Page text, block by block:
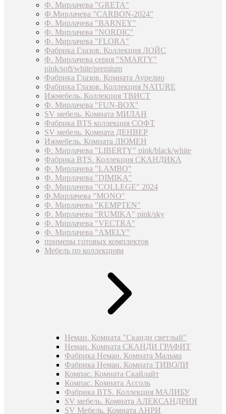
Ф. Мирлачева "GRETA"
Ф.Мирлачева "CARBON-2024"
Ф. Мирлачева "BARNEY"
Ф. Мирлачева "NORDIC"
Ф. Мирлачева "FLORA"
Фабрика Глазов. Коллекция ЛОЙС
Ф. Мирлачева серия "SMARTY"
pink/soft/white/premium
Фабрика Глазов. Комната Аурелио
Фабрика Глазов. Коллекция NATURE
Ижмебель. Коллекция ТВИСТ
Ф. Мирлачева "FUN-BOX"
SV мебель. Комната МИЛАН
Фабрика BTS коллекция СОФТ
SV мебель. Комната ДЕНВЕР
Ижмебель. Комната ЛЮМЕН
Ф. Мирлачева "LIBERTY" pink/black/white
Фабрика BTS. Коллекция СКАНДИКА
Ф. Мирлачева "LAMBO"
Ф. Мирлачева "DIMIKA"
Ф. Мирлачева "COLLEGE" 2024
Ф.Мирлачева "MONO"
Ф. Мирлачева "KEMPTEN"
Ф. Мирлачева "RUMIKA" pink/sky
Ф. Мирлачева "VECTRA"
Ф. Мирлачева "AMELY"
примеры готовых комплектов
Мебель по коллекциям
Неман. Комната "Сканди светлый"
Неман. Комната СКАНДИ ГРАФИТ
Фабрика Неман. Комната Мальма
Фабрика Неман. Комната ТИВОЛИ
Компас. Комната Скайлайт
Компас. Комната Ассоль
Фабрика BTS. Коллекция МАЛИБУ
SV мебель. Комната АЛЕКСАНДРИЯ
SV Мебель. Комната АНРИ